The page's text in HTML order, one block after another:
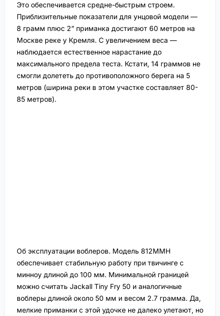
Это обеспечивается средне-быстрым строем.
Приблизительные показатели для унцовой модели —
8 грамм плюс 2” приманка достигают 60 метров на
Москве реке у Кремля. С увеличением веса —
наблюдается естественное нарастание до
максимального предела теста. Кстати, 14 граммов не
смогли долететь до противоположного берега на 5
метров (ширина реки в этом участке составляет 80-
85 метров).
Об эксплуатации воблеров. Модель 812MMH
обеспечивает стабильную работу при твичинге с
минноу длиной до 100 мм. Минимальной границей
можно считать Jackall Tiny Fry 50 и аналогичные
воблеры длиной около 50 мм и весом 2.7 грамма. Да,
мелкие приманки с этой удочке не далеко улетают, но